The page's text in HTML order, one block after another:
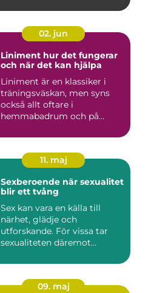
02. jun
Liniment hur det fungerar
och när det kan hjälpa
Liniment är en klassiker i
träningsväskan, men syns
också allt oftare i
hemmabadrum och på
11. maj
Sexberoende när sexualitet
blir ett tvång
Sex kan vara en källa till
närhet, glädje och
utforskande. För vissa tar
sexualiteten däremot
09. maj